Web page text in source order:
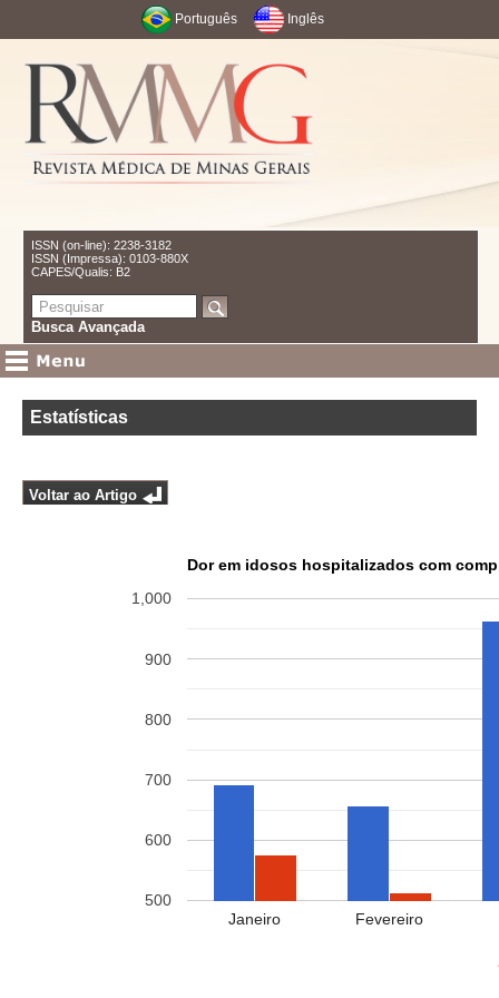
Português Inglês
ISSN (on-line): 2238-3182
ISSN (Impressa): 0103-880X
CAPES/Qualis: B2
Busca Avançada
Estatísticas
Voltar ao Artigo
Dor em idosos hospitalizados com
Janeiro Fevereiro
500
600
700
800
900
1,000